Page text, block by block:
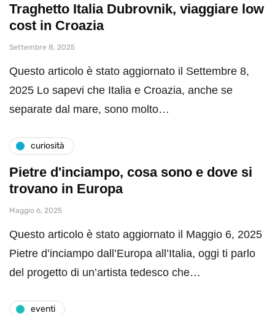
Traghetto Italia Dubrovnik, viaggiare low
cost in Croazia
Settembre 8, 2025
Questo articolo è stato aggiornato il Settembre 8,
2025 Lo sapevi che Italia e Croazia, anche se
separate dal mare, sono molto…
curiosità
Pietre d'inciampo, cosa sono e dove si
trovano in Europa
Maggio 6, 2025
Questo articolo è stato aggiornato il Maggio 6, 2025
Pietre d’inciampo dall’Europa all’Italia, oggi ti parlo
del progetto di un’artista tedesco che…
eventi